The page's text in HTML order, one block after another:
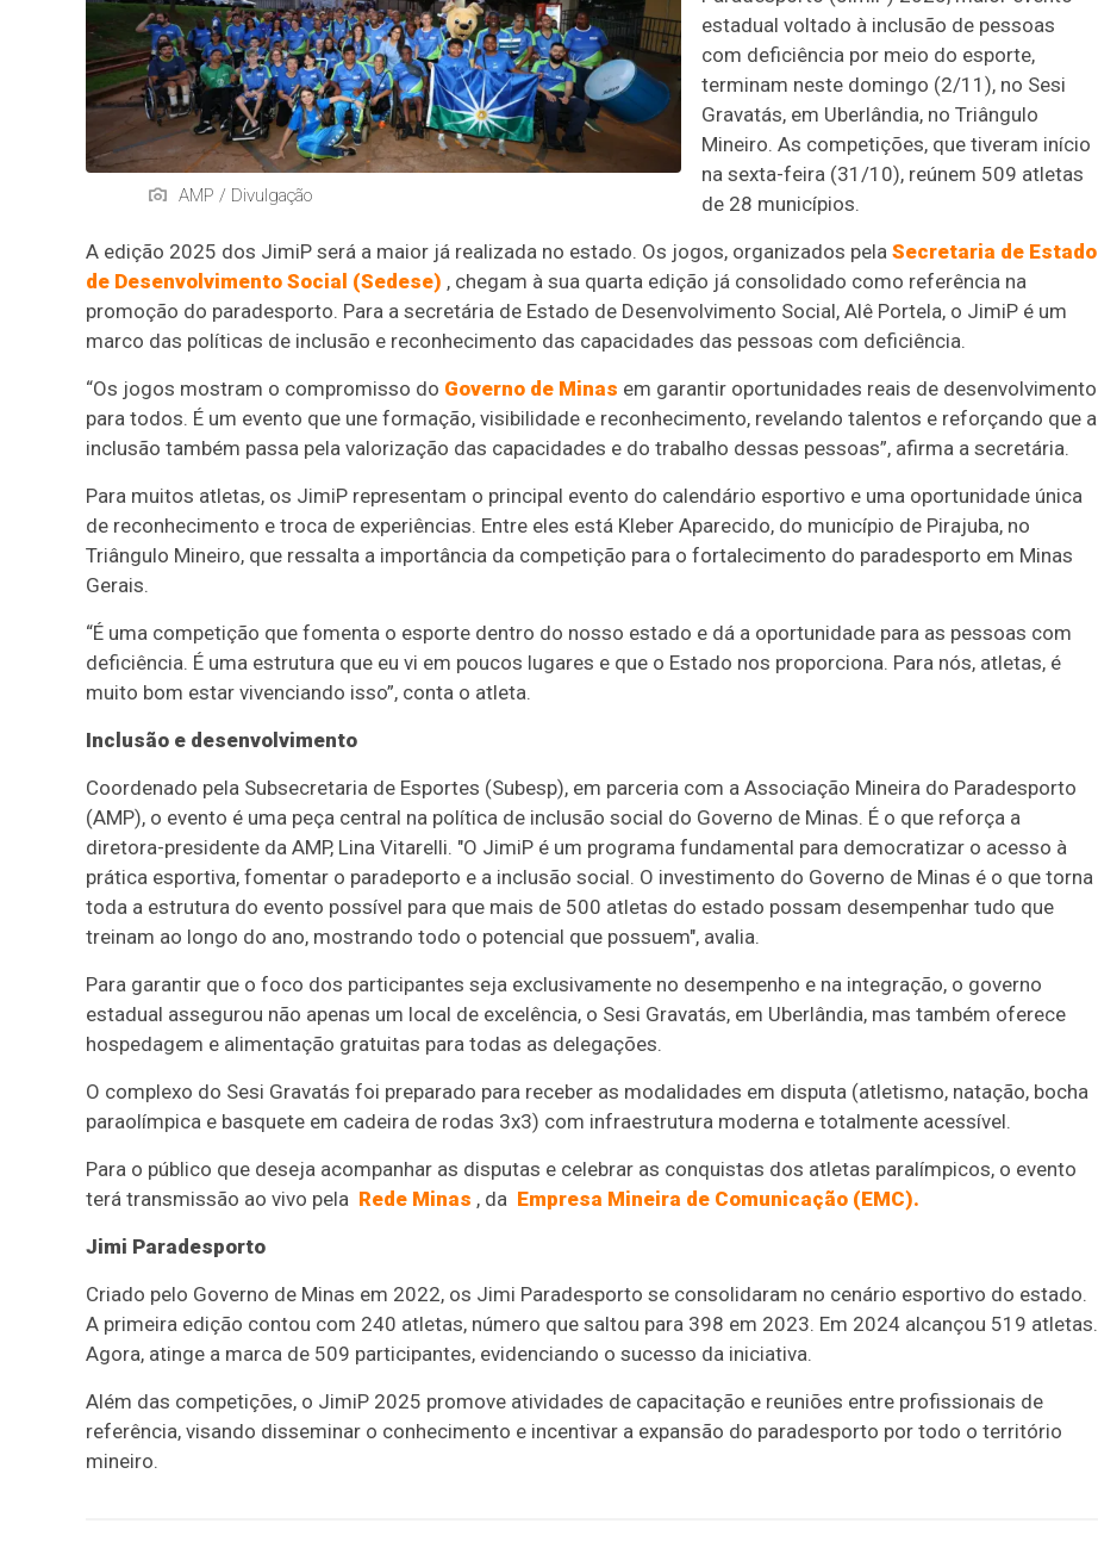
AMP / Divulgação
estadual voltado à inclusão de pessoas
com deficiência por meio do esporte,
terminam neste domingo (2/11), no Sesi
Gravatás, em Uberlândia, no Triângulo
Mineiro. As competições, que tiveram início
na sexta-feira (31/10), reúnem 509 atletas
de 28 municípios.
A edição 2025 dos JimiP será a maior já realizada no estado. Os jogos, organizados pela Secretaria de Estado
de Desenvolvimento Social (Sedese) , chegam à sua quarta edição já consolidado como referência na
promoção do paradesporto. Para a secretária de Estado de Desenvolvimento Social, Alê Portela, o JimiP é um
marco das políticas de inclusão e reconhecimento das capacidades das pessoas com deficiência.
“Os jogos mostram o compromisso do Governo de Minas em garantir oportunidades reais de desenvolvimento
para todos. É um evento que une formação, visibilidade e reconhecimento, revelando talentos e reforçando que a
inclusão também passa pela valorização das capacidades e do trabalho dessas pessoas”, afirma a secretária.
Para muitos atletas, os JimiP representam o principal evento do calendário esportivo e uma oportunidade única
de reconhecimento e troca de experiências. Entre eles está Kleber Aparecido, do município de Pirajuba, no
Triângulo Mineiro, que ressalta a importância da competição para o fortalecimento do paradesporto em Minas
Gerais.
“É uma competição que fomenta o esporte dentro do nosso estado e dá a oportunidade para as pessoas com
deficiência. É uma estrutura que eu vi em poucos lugares e que o Estado nos proporciona. Para nós, atletas, é
muito bom estar vivenciando isso”, conta o atleta.
Inclusão e desenvolvimento
Coordenado pela Subsecretaria de Esportes (Subesp), em parceria com a Associação Mineira do Paradesporto
(AMP), o evento é uma peça central na política de inclusão social do Governo de Minas. É o que reforça a
diretora-presidente da AMP, Lina Vitarelli. "O JimiP é um programa fundamental para democratizar o acesso à
prática esportiva, fomentar o paradeporto e a inclusão social. O investimento do Governo de Minas é o que torna
toda a estrutura do evento possível para que mais de 500 atletas do estado possam desempenhar tudo que
treinam ao longo do ano, mostrando todo o potencial que possuem", avalia.
Para garantir que o foco dos participantes seja exclusivamente no desempenho e na integração, o governo
estadual assegurou não apenas um local de excelência, o Sesi Gravatás, em Uberlândia, mas também oferece
hospedagem e alimentação gratuitas para todas as delegações.
O complexo do Sesi Gravatás foi preparado para receber as modalidades em disputa (atletismo, natação, bocha
paraolímpica e basquete em cadeira de rodas 3x3) com infraestrutura moderna e totalmente acessível.
Para o público que deseja acompanhar as disputas e celebrar as conquistas dos atletas paralímpicos, o evento
terá transmissão ao vivo pela Rede Minas , da Empresa Mineira de Comunicação (EMC).
Jimi Paradesporto
Criado pelo Governo de Minas em 2022, os Jimi Paradesporto se consolidaram no cenário esportivo do estado.
A primeira edição contou com 240 atletas, número que saltou para 398 em 2023. Em 2024 alcançou 519 atletas.
Agora, atinge a marca de 509 participantes, evidenciando o sucesso da iniciativa.
Além das competições, o JimiP 2025 promove atividades de capacitação e reuniões entre profissionais de
referência, visando disseminar o conhecimento e incentivar a expansão do paradesporto por todo o território
mineiro.